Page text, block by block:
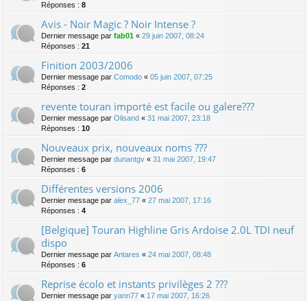
Réponses : 8
Avis - Noir Magic ? Noir Intense ?
Dernier message par fab01 « 29 juin 2007, 08:24
Réponses : 21
Finition 2003/2006
Dernier message par Comodo « 05 juin 2007, 07:25
Réponses : 2
revente touran importé est facile ou galere???
Dernier message par Olisand « 31 mai 2007, 23:18
Réponses : 10
Nouveaux prix, nouveaux noms ???
Dernier message par dunantgv « 31 mai 2007, 19:47
Réponses : 6
Différentes versions 2006
Dernier message par alex_77 « 27 mai 2007, 17:16
Réponses : 4
[Belgique] Touran Highline Gris Ardoise 2.0L TDI neuf
dispo
Dernier message par Antares « 24 mai 2007, 08:48
Réponses : 6
Reprise écolo et instants privilèges 2 ???
Dernier message par yann77 « 17 mai 2007, 16:26